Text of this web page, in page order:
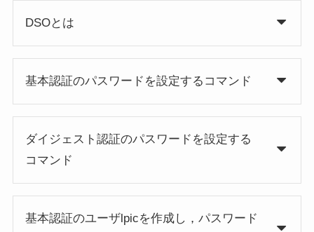
DSOとは
基本認証のパスワードを設定するコマンド
ダイジェスト認証のパスワードを設定する
コマンド
基本認証のユーザlpicを作成し，パスワード